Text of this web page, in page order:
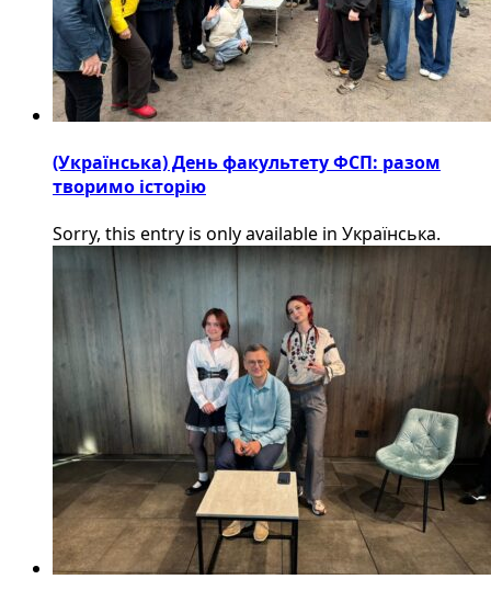
(Українська) День факультету ФСП: разом
творимо історію
Sorry, this entry is only available in Українська.